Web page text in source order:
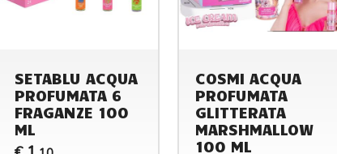
SETABLU ACQUA
PROFUMATA 6
FRAGANZE 100
ML
COSMI ACQUA
PROFUMATA
GLITTERATA
MARSHMALLOW
100 ML